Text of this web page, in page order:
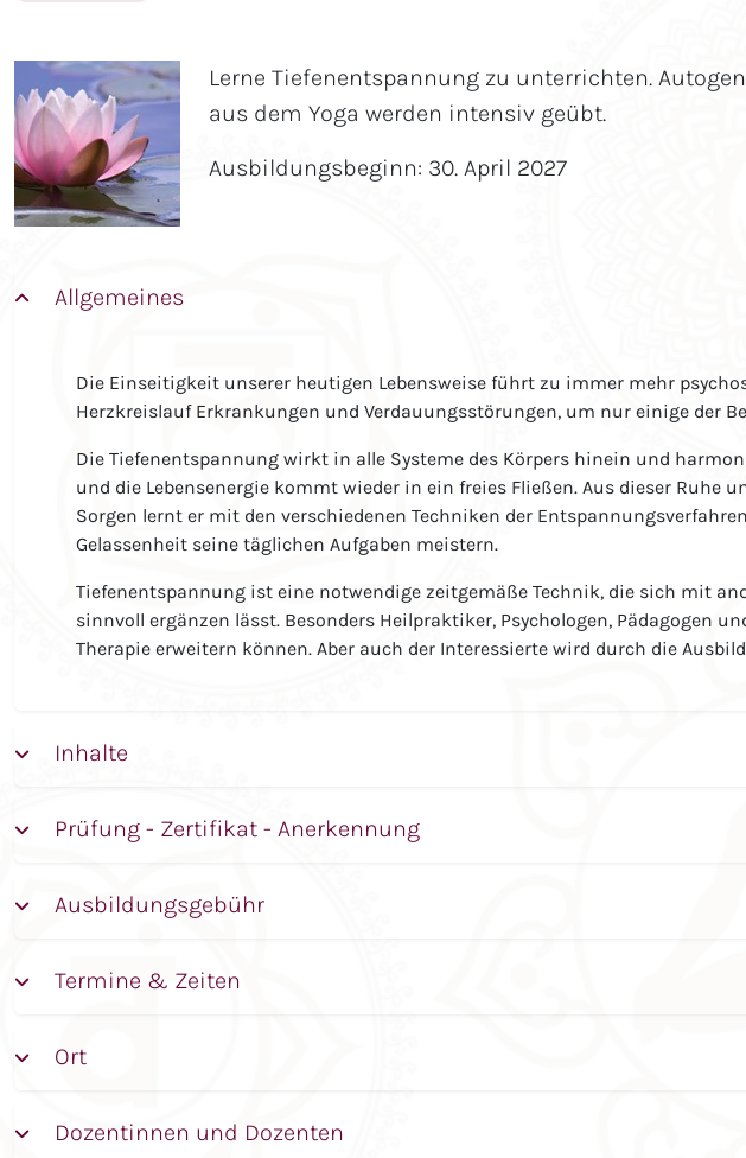
Lerne Tiefenentspannung zu unterrichten.
aus dem Yoga werden intensiv geübt.
Ausbildungsbeginn: 30. April 2027
Allgemeines
Die Einseitigkeit unserer heutigen Lebensweise führt zu immer mehr
Herzkreislauf Erkrankungen und Verdauungsstörungen, um nur einige der
Die Tiefenentspannung wirkt in alle Systeme des Körpers hinein und
und die Lebensenergie kommt wieder in ein freies Fließen. Aus dieser
Sorgen lernt er mit den verschiedenen Techniken der
Gelassenheit seine täglichen Aufgaben meistern.
Tiefenentspannung ist eine notwendige zeitgemäße Technik, die sich mit
sinnvoll ergänzen lässt. Besonders Heilpraktiker, Psychologen, Pädagogen
Therapie erweitern können. Aber auch der Interessierte wird durch die
Inhalte
Prüfung - Zertifikat - Anerkennung
Ausbildungsgebühr
Termine & Zeiten
Ort
Dozentinnen und Dozenten